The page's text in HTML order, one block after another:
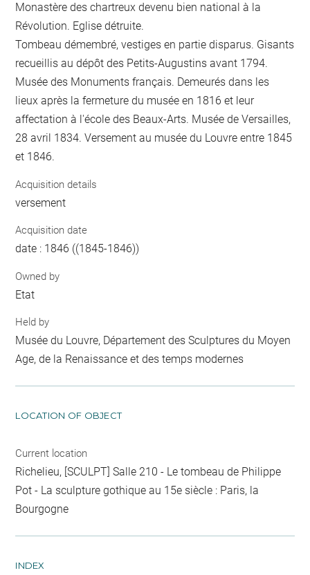
Monastère des chartreux devenu bien national à la
Révolution. Eglise détruite.
Tombeau démembré, vestiges en partie disparus. Gisants
recueillis au dépôt des Petits-Augustins avant 1794.
Musée des Monuments français. Demeurés dans les
lieux après la fermeture du musée en 1816 et leur
affectation à l'école des Beaux-Arts. Musée de Versailles,
28 avril 1834. Versement au musée du Louvre entre 1845
et 1846.
Acquisition details
versement
Acquisition date
date : 1846 ((1845-1846))
Owned by
Etat
Held by
Musée du Louvre, Département des Sculptures du Moyen
Age, de la Renaissance et des temps modernes
LOCATION OF OBJECT
Current location
Richelieu, [SCULPT] Salle 210 - Le tombeau de Philippe
Pot - La sculpture gothique au 15e siècle : Paris, la
Bourgogne
INDEX